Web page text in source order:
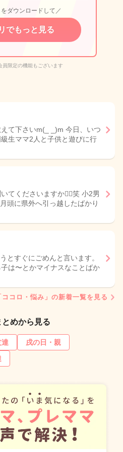
ダウンロードして／
でもっと見る
限定の機能もございます
て下さいm(_ _)m 今日、いつ
生ママ2人と子供と遊びに行
くださいますか🙂‍↕️笑 小2男
頭に県外へ引っ越したばかり
とすぐにごめんと言います。
は〜とかマイナスなことばか
ココロ・悩み」の新着一覧を見る
めから見る
達
戌の日・親